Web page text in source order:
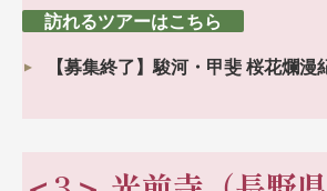
訪れるツアーはこちら
【募集終了】駿河・甲斐 桜花爛漫